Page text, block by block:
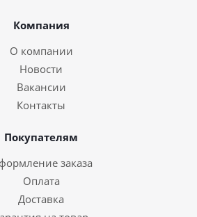
Компания
О компании
Новости
Вакансии
Контакты
Покупателям
заказа
Оплата
Доставка